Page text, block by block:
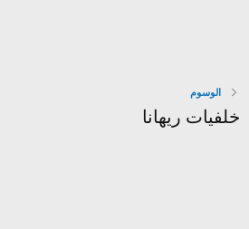
الوسوم
خلفيات ريهانا